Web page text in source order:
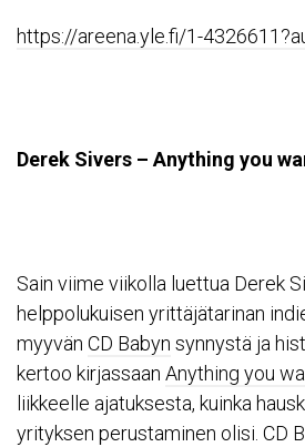
https://areena.yle.fi/1-
Derek Sivers – Anything you
Sain viime viikolla luettua Derek
helppolukuisen yrittäjätarinan
myyvän CD Babyn synnystä ja
kertoo kirjassaan Anything you
liikkeelle ajatuksesta, kuinka
yrityksen perustaminen olisi. CD